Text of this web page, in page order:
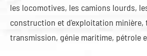
les locomotives, les camions lourds,
construction et d'exploitation
transmission, génie maritime, pétrole